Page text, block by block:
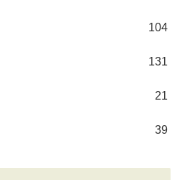
104
131
21
39